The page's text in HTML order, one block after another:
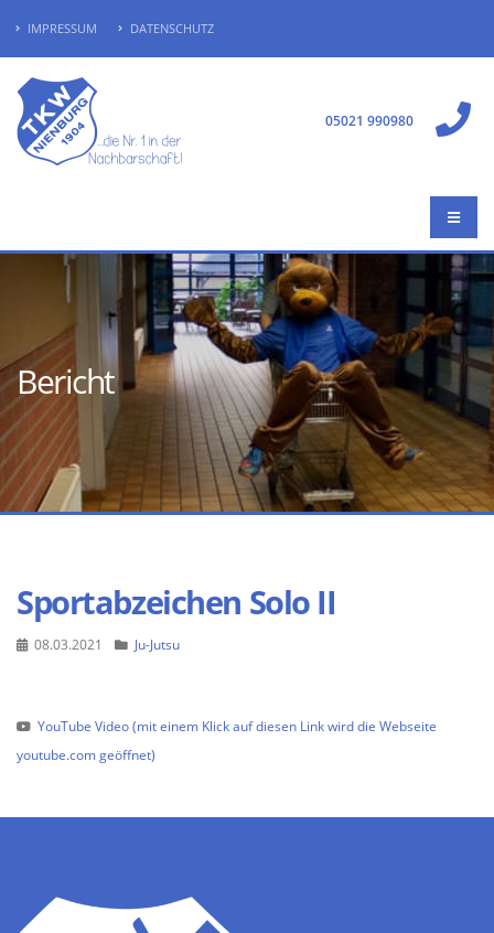
IMPRESSUM DATENSCHUTZ
05021 990980
Bericht
Sportabzeichen Solo II
08.03.2021 Ju-Jutsu
YouTube Video (mit einem Klick auf diesen Link wird die Webseite
youtube.com geöffnet)